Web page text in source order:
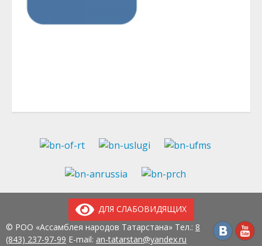
ДЛЯ СЛАБОВИДЯЩИХ
© РОО «Ассамблея народов Татарстана» Тел.: 8
(843) 237-97-99 E-mail: an-tatarstan@yandex.ru